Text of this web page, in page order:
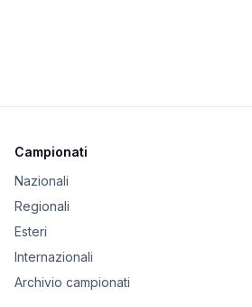
Campionati
Nazionali
Regionali
Esteri
Internazionali
Archivio campionati